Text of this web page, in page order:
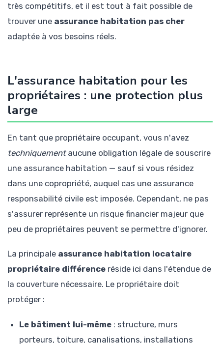
très compétitifs, et il est tout à fait possible de
trouver une assurance habitation pas cher
adaptée à vos besoins réels.
L'assurance habitation pour les
propriétaires : une protection plus
large
En tant que propriétaire occupant, vous n'avez
techniquementaucune obligation légale de souscrire
une assurance habitation — sauf si vous résidez
dans une copropriété, auquel cas une assurance
responsabilité civile est imposée. Cependant, ne pas
s'assurer représente un risque financier majeur que
peu de propriétaires peuvent se permettre d'ignorer.
La principale assurance habitation locataire
propriétaire différence réside ici dans l'étendue de
la couverture nécessaire. Le propriétaire doit
protéger :
Le bâtiment lui-même : structure, murs
porteurs, toiture, canalisations, installations